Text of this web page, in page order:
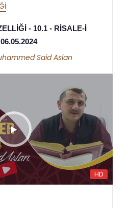
- 10.1 - RİSALE-İ
Said Aslan
HD